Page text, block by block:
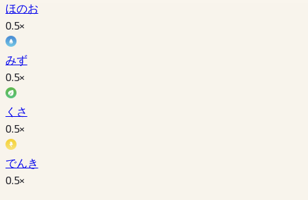
ほのお
0.5×
みず
0.5×
くさ
0.5×
でんき
0.5×